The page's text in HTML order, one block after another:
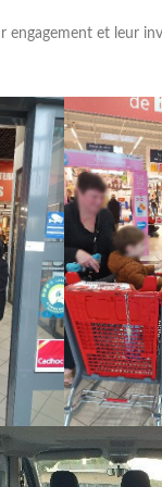
engagement et leur